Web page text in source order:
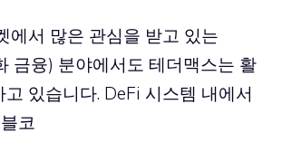
에서 많은 관심을 받고 있는
금융) 분야에서도 테더맥스는 활
있습니다. DeFi 시스템 내에서
코